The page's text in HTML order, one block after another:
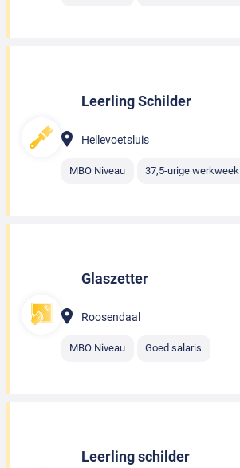
Leerling Schilder
Hellevoetsluis
MBO Niveau 37,5-urige werkweek
Glaszetter
Roosendaal
MBO Niveau Goed salaris
Leerling schilder